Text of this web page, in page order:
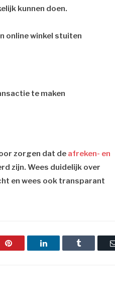
kunnen doen.
online winkel stuiten
te maken
zorgen dat de afreken- en
zijn. Wees duidelijk over
en wees ook transparant
Pinterest LinkedIn Tumblr